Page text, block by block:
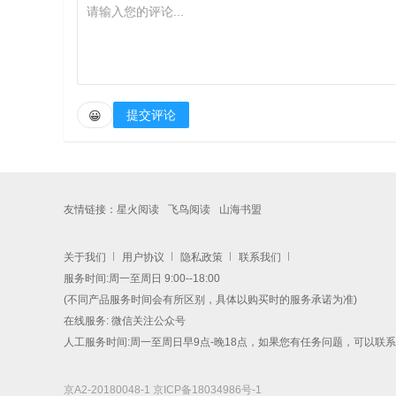
😀 提交评论
友情链接： 星火阅读 飞鸟阅读 山海书盟
关于我们 用户协议 隐私政策
联系我们
服务时间:周一至周日 9:00--18:00
(不同产品服务时间会有所区别，具体以购买时的服务承诺为准)
在线服务: 微信关注公众号
人工服务时间:周一至周日早9点-晚18点，如果您有任务问题，可以联系
京A2-20180048-1 京ICP备18034986号-1